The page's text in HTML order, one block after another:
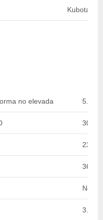
Kubota
no elevada 5.20
30 %
230
360
No-
3.15